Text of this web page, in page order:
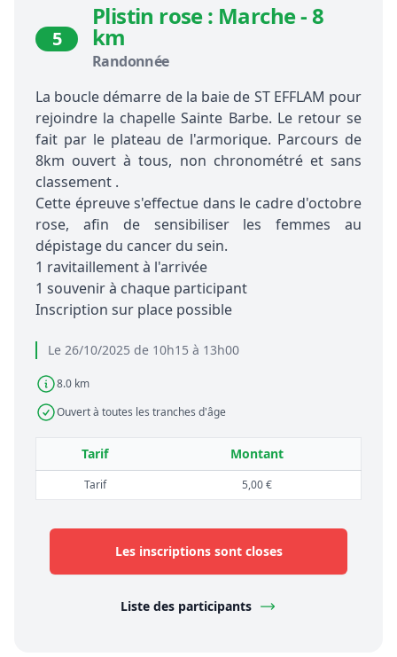
Le 26/10/2025 de 10h15 à 13h00
8.0 km
Ouvert à toutes les tranches d'âge
5
Plistin rose : Marche - 8
km
Randonnée
La boucle démarre de la baie de ST EFFLAM pour
rejoindre la chapelle Sainte Barbe. Le retour se
fait par le plateau de l'armorique. Parcours de
8km ouvert à tous, non chronométré et sans
classement .
Cette épreuve s'effectue dans le cadre d'octobre
rose, afin de sensibiliser les femmes au
dépistage du cancer du sein.
1 ravitaillement à l'arrivée
1 souvenir à chaque participant
Inscription sur place possible
Tarif Montant
Tarif 5,00 €
Les inscriptions sont closes
Liste des participants